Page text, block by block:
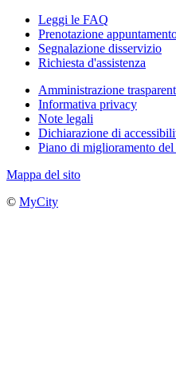
Leggi le FAQ
Prenotazione
Segnalazione disservizio
Richiesta d'assistenza
Amministrazione
Informativa privacy
Note legali
Dichiarazione di
Piano di miglioramento
Mappa del sito
© MyCity